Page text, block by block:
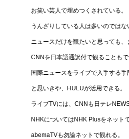
お笑い芸人で埋めつくされている。
うんざりしている人は多いのではな
ニュースだけを観たいと思っても
CNNを日本語通訳付で観ることもで
国際ニュースをライブで入手する手
と思いきや、HULUが活用できる。
ライブTVには、CNNも日テレ
NHKについてはNHK Plusをネット
abemaTVも勿論ネットで観れる。